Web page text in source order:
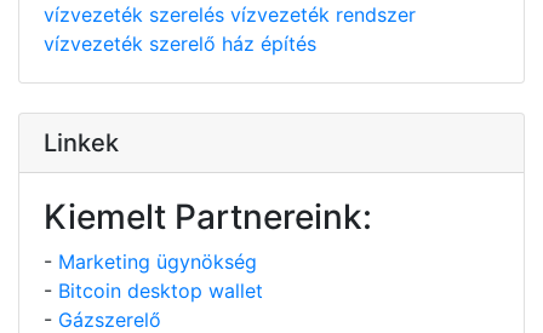
vízvezeték szerelés vízvezeték rendszer
vízvezeték szerelő ház építés
Linkek
Kiemelt Partnereink:
- Marketing ügynökség
- Bitcoin desktop wallet
- Gázszerelő